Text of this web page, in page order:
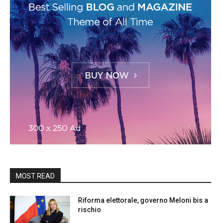
MOST READ
Riforma elettorale, governo Meloni bis a
rischio